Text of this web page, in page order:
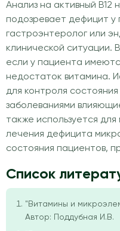
Анализ на активный В12
подозревает дефицит
гастроэнтеролог или
клинической ситуации.
если у пациента
недостаток витамина.
для контроля
заболеваниями
также используется
лечения дефицита
состояния пациентов,
Список
"Витамины и
Автор: Поддубная И.В.